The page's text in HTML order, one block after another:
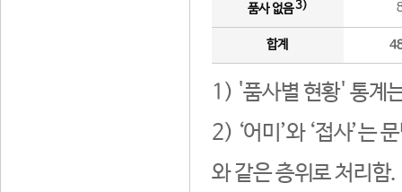
품사 없음3)
합계
1) '품사별 현황' 통계
2) ‘어미’와 ‘접사’는
와 같은 층위로 처리함.